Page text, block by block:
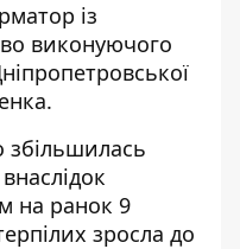
із
виконуючого
.
збільшилась
на ранок 9
зросла до